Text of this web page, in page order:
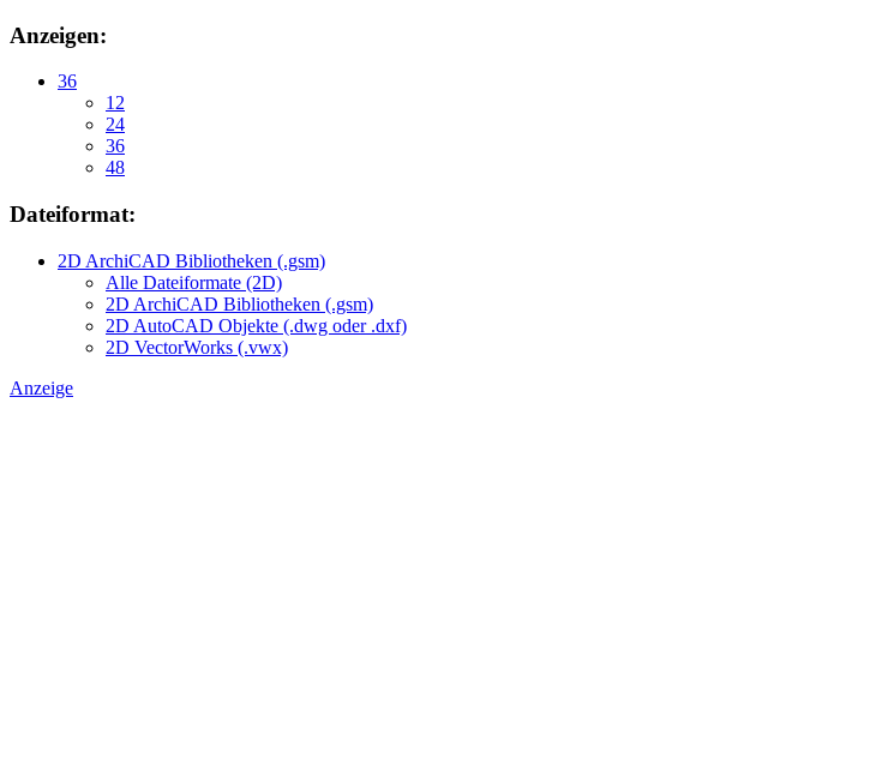
Anzeigen:
36
12
24
36
48
Dateiformat:
2D ArchiCAD Bibliotheken (.gsm)
Alle Dateiformate (2D)
2D ArchiCAD Bibliotheken (.gsm)
2D AutoCAD Objekte (.dwg oder .dxf)
2D VectorWorks (.vwx)
Anzeige